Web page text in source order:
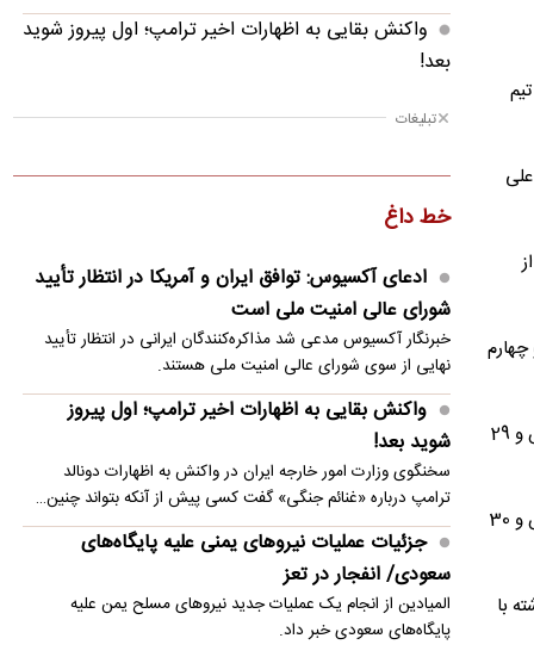
تیم
اول، سوم و چهارم
تیم ملی والیبال ایران در مجموع ست‌های این مسابقه 84 امتیاز کسب کرد که به ترتیب 48 پوئن در حمله، 4 امتیاز در دفاع، 3 پوئن سرویس و 29
بازیکنان تیم ملی والیبال برزیل نیز در مجموع ست‌های این مسابقه 97 امتیاز کسب کردند که شامل 50 امتیاز حمله، 11 دفاع، 6 پوئن سرویس و 30
تیم ملی ایران در 10 تقابل گذشته با
واکنش بقایی به اظهارات اخیر ترامپ؛ اول پیروز شوید
بعد!
بیانیه مقاومت عراق درمورد حمله به عربستان و
سعودی/ انفجار در تعز
حضور آسانی در ترکیب استقلال هنوز قطعی نیست!
واکنش همتی به اظهارات تازه وزیر خزانه‌داری آمریکا
تکلیف حضور رزاق‌پور در پرسپولیس روشن شد
ثبت حملات از خاک برخی کشورهای همسایه در
شورای امنیت به روایت غریب‌آبادی
تازه‌ترین گزارش مارین‌ترافیک از تردد کشتی‌ها در تنگه
هرمز
تبلیغات
خط داغ
ادعای آکسیوس: توافق ایران و آمریکا در انتظار تأیید
شورای عالی امنیت ملی است
خبرنگار آکسیوس مدعی شد مذاکره‌کنندگان ایرانی در انتظار تأیید
نهایی از سوی شورای عالی امنیت ملی هستند.
واکنش بقایی به اظهارات اخیر ترامپ؛ اول پیروز
شوید بعد!
سخنگوی وزارت امور خارجه ایران در واکنش به اظهارات دونالد
ترامپ درباره «غنائم جنگی» گفت کسی پیش از آنکه بتواند چنین…
جزئیات عملیات نیروهای یمنی علیه پایگاه‌های
سعودی/ انفجار در تعز
المیادین از انجام یک عملیات جدید نیروهای مسلح یمن علیه
پایگاه‌های سعودی خبر داد.